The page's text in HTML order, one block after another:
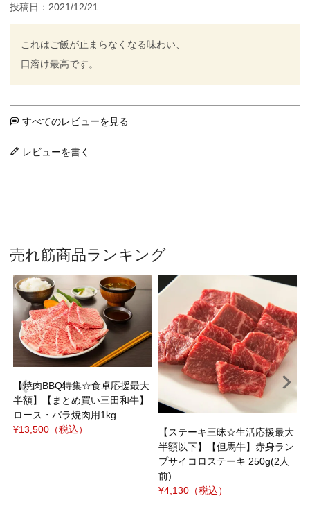
投稿日 2021/12/21
これはご飯が止まらなくなる味わい、
口溶け最高です。
すべてのレビューを見る
レビューを書く
売れ筋商品ランキング
【焼肉BBQ特集☆食卓応援最大
半額】【まとめ買い三田和牛】
ロース・バラ焼肉用1kg
¥13,500 （税込）
【ステーキ三昧☆生活応援最大
半額以下】【但馬牛】赤身ラン
プサイコロステーキ 250g(2人
前)
¥4,130 （税込）